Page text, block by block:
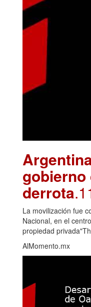
gobierno
derrota
La movilización fue
Nacional, en el
propiedad
AlMomento.mx